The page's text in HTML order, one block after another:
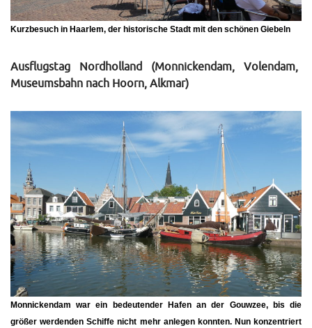
Kurzbesuch in Haarlem, der historische Stadt mit den schönen Giebeln
Ausflugstag Nordholland (Monnickendam, Volendam,
Museumsbahn nach Hoorn, Alkmar)
Monnickendam war ein bedeutender Hafen an der Gouwzee, bis die
größer werdenden Schiffe nicht mehr anlegen konnten. Nun konzentriert